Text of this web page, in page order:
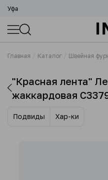
Уфа
Главная Каталог Швейная
"Красная лента"
жаккардовая
Подвиды Хар-ки